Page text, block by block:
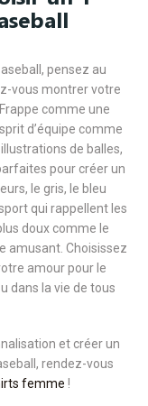
pensez au
vous montrer votre
comme une
d’équipe comme
de balles,
pour créer un
le gris, le bleu
qui rappellent les
doux comme le
amusant. Choisissez
amour pour le
dans la vie de tous
et créer un
rendez-vous
femme !